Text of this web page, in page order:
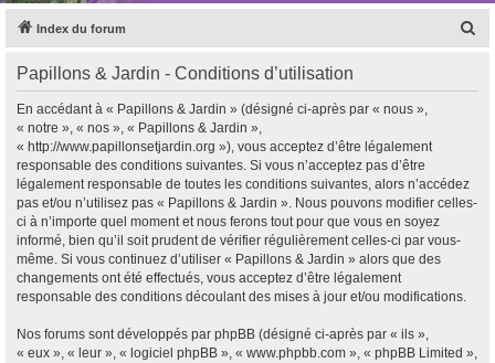
Index du forum
Papillons & Jardin - Conditions d’utilisation
En accédant à « Papillons & Jardin » (désigné ci-après par « nous »,
« notre », « nos », « Papillons & Jardin »,
« http://www.papillonsetjardin.org »), vous acceptez d’être légalement
responsable des conditions suivantes. Si vous n’acceptez pas d’être
légalement responsable de toutes les conditions suivantes, alors n’accédez
pas et/ou n’utilisez pas « Papillons & Jardin ». Nous pouvons modifier celles-
ci à n’importe quel moment et nous ferons tout pour que vous en soyez
informé, bien qu’il soit prudent de vérifier régulièrement celles-ci par vous-
même. Si vous continuez d’utiliser « Papillons & Jardin » alors que des
changements ont été effectués, vous acceptez d’être légalement
responsable des conditions découlant des mises à jour et/ou modifications.
Nos forums sont développés par phpBB (désigné ci-après par « ils »,
« eux », « leur », « logiciel phpBB », « www.phpbb.com », « phpBB Limited »,